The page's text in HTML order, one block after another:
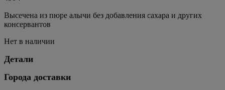
Высечена из пюре алычи без добавления сахара и других
консервантов
Нет в наличии
Детали
Города доставки